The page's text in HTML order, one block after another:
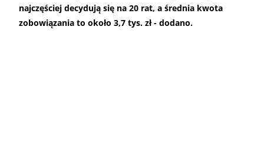
najczęściej decydują się na 20 rat, a średnia kwota
zobowiązania to około 3,7 tys. zł - dodano.